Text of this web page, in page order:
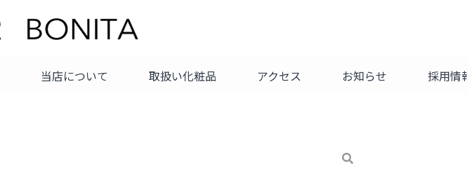
当店について 取扱い化粧品 アクセス お知らせ 採用情